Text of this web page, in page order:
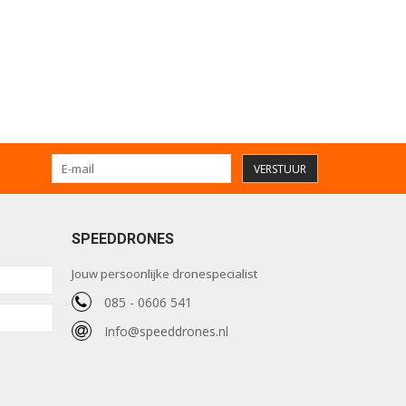
VERSTUUR
SPEEDDRONES
Jouw persoonlijke dronespecialist
085 - 0606 541
Info@speeddrones.nl